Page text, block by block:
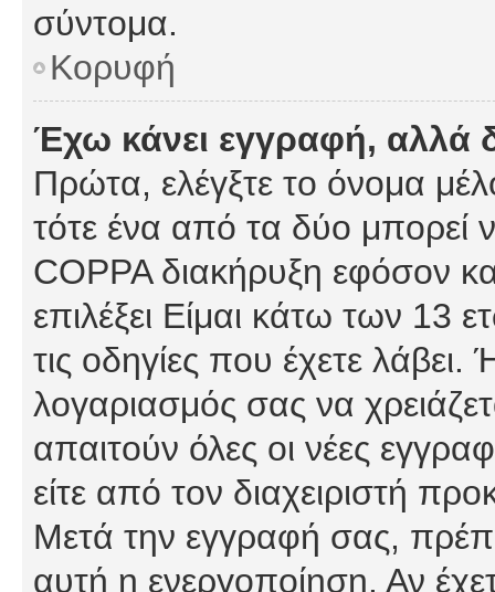
σύντομα.
Κορυφή
Έχω κάνει εγγραφή,
Πρώτα, ελέγξτε το όνομα
τότε ένα από τα δύο μπορεί
COPPA διακήρυξη εφόσον
επιλέξει Είμαι κάτω των 13
τις οδηγίες που έχετε λάβει.
λογαριασμός σας να
απαιτούν όλες οι νέες
είτε από τον διαχειριστή
Μετά την εγγραφή σας,
αυτή η ενεργοποίηση. Αν